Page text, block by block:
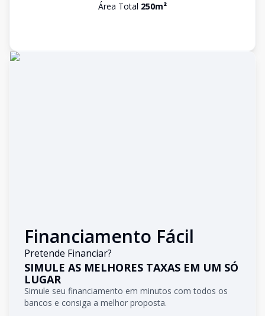
Área Total 250m²
Financiamento Fácil
Pretende Financiar?
SIMULE AS MELHORES TAXAS EM UM SÓ
LUGAR
Simule seu financiamento em minutos com todos os
bancos e consiga a melhor proposta.